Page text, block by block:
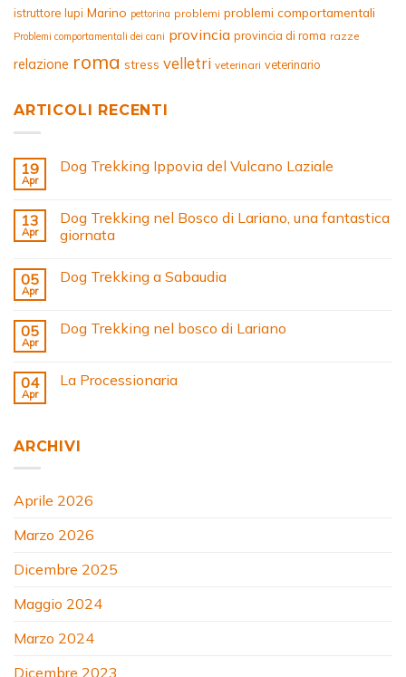
istruttore lupi Marino pettorina problemi problemi comportamentali
Problemi comportamentali dei cani provincia provincia di roma razze
relazione roma stress velletri veterinari veterinario
ARTICOLI RECENTI
19
Apr
Dog Trekking Ippovia del Vulcano Laziale
13
Apr
Dog Trekking nel Bosco di Lariano, una fantastica
giornata
05
Apr
Dog Trekking a Sabaudia
05
Apr
Dog Trekking nel bosco di Lariano
04
Apr
La Processionaria
ARCHIVI
Aprile 2026
Marzo 2026
Dicembre 2025
Maggio 2024
Marzo 2024
Dicembre 2023